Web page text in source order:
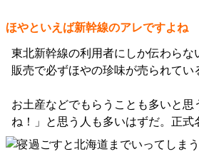
ほやといえば新幹線のアレですよね
東北新幹線の利用者にしか伝わらな
販売で必ずほやの珍味が売られてい
お土産などでもらうことも多いと思
ね！」と思う人も多いはずだ。正式